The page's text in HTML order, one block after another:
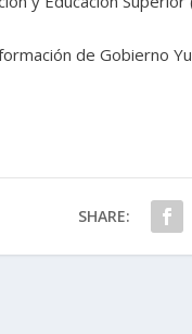
de Gobierno
SHARE: